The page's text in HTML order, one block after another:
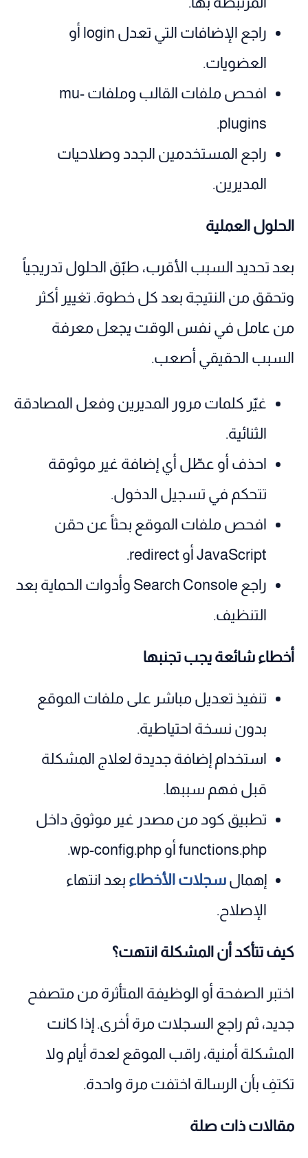
راجع الإضافات التي تعدل login أو
العضويات.
افحص ملفات القالب وملفات mu-
plugins.
راجع المستخدمين الجدد وصلاحيات
المديرين.
الحلول العملية
بعد تحديد السبب الأقرب، طبّق الحلول تدريجياً
وتحقق من النتيجة بعد كل خطوة. تغيير أكثر
من عامل في نفس الوقت يجعل معرفة
السبب الحقيقي أصعب.
غيّر كلمات مرور المديرين وفعل المصادقة
الثنائية.
احذف أو عطّل أي إضافة غير موثوقة
تتحكم في تسجيل الدخول.
افحص ملفات الموقع بحثاً عن حقن
JavaScript أو redirect.
راجع Search Console وأدوات الحماية بعد
التنظيف.
أخطاء شائعة يجب تجنبها
تنفيذ تعديل مباشر على ملفات الموقع
بدون نسخة احتياطية.
استخدام إضافة جديدة لعلاج المشكلة
قبل فهم سببها.
تطبيق كود من مصدر غير موثوق داخل
functions.php أو wp-config.php.
إهمال سجلات الأخطاء بعد انتهاء
الإصلاح.
كيف تتأكد أن المشكلة انتهت؟
اختبر الصفحة أو الوظيفة المتأثرة من متصفح
جديد، ثم راجع السجلات مرة أخرى. إذا كانت
المشكلة أمنية، راقب الموقع لعدة أيام ولا
تكتفِ بأن الرسالة اختفت مرة واحدة.
مقالات ذات صلة